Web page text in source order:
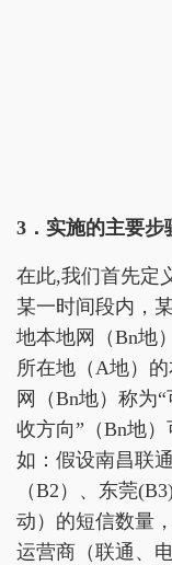
3．实施的主要步
在此,我们首先定
某一时间段内，
地本地网（Bn地
所在地（A地）
网（Bn地）称为
收方向”（Bn地
如：假设南昌联
（B2）、东莞
动）的短信数量
运营商（联通、